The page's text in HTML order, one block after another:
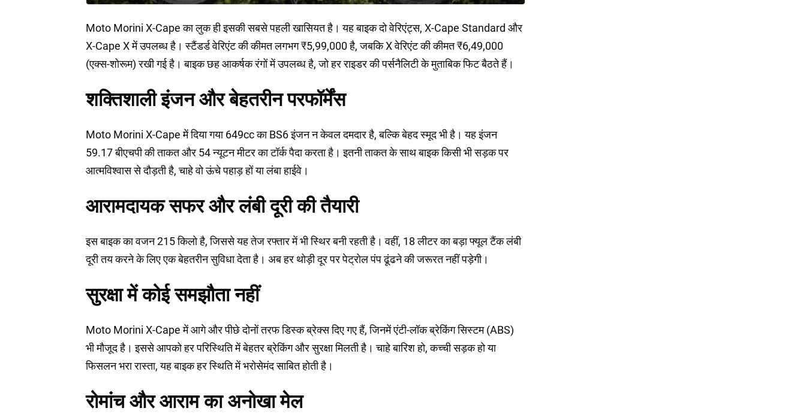
Moto Morini X-Cape का लुक ही इसकी सबसे पहली खासियत है। यह बाइक दो वेरिएंट्स, X-Cape Standard और
X-Cape X में उपलब्ध है। स्टैंडर्ड वेरिएंट की कीमत लगभग ₹5,99,000 है, जबकि X वेरिएंट की कीमत ₹6,49,000
(एक्स-शोरूम) रखी गई है। बाइक छह आकर्षक रंगों में उपलब्ध है, जो हर राइडर की पर्सनैलिटी के मुताबिक फिट बैठते हैं।
शक्तिशाली इंजन और बेहतरीन परफॉर्मेंस
Moto Morini X-Cape में दिया गया 649cc का BS6 इंजन न केवल दमदार है, बल्कि बेहद स्मूद भी है। यह इंजन
59.17 बीएचपी की ताकत और 54 न्यूटन मीटर का टॉर्क पैदा करता है। इतनी ताकत के साथ बाइक किसी भी सड़क पर
आत्मविश्वास से दौड़ती है, चाहे वो ऊंचे पहाड़ हों या लंबा हाईवे।
आरामदायक सफर और लंबी दूरी की तैयारी
इस बाइक का वजन 215 किलो है, जिससे यह तेज रफ्तार में भी स्थिर बनी रहती है। वहीं, 18 लीटर का बड़ा फ्यूल टैंक लंबी
दूरी तय करने के लिए एक बेहतरीन सुविधा देता है। अब हर थोड़ी दूर पर पेट्रोल पंप ढूंढने की जरूरत नहीं पड़ेगी।
सुरक्षा में कोई समझौता नहीं
Moto Morini X-Cape में आगे और पीछे दोनों तरफ डिस्क ब्रेक्स दिए गए हैं, जिनमें एंटी-लॉक ब्रेकिंग सिस्टम (ABS)
भी मौजूद है। इससे आपको हर परिस्थिति में बेहतर ब्रेकिंग और सुरक्षा मिलती है। चाहे बारिश हो, कच्ची सड़क हो या
फिसलन भरा रास्ता, यह बाइक हर स्थिति में भरोसेमंद साबित होती है।
रोमांच और आराम का अनोखा मेल